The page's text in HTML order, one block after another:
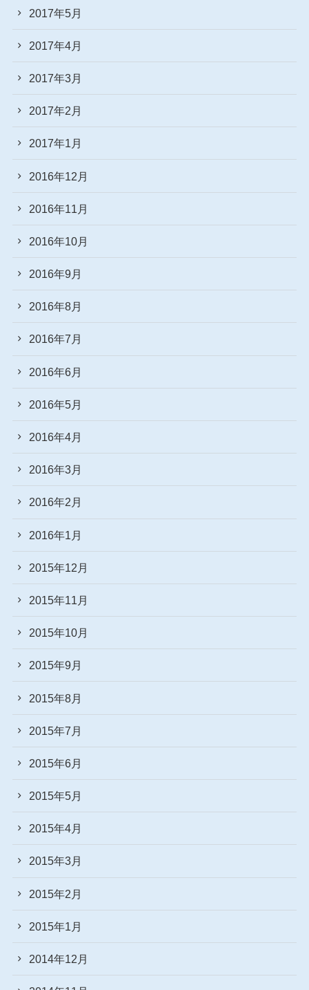
2017年5月
2017年4月
2017年3月
2017年2月
2017年1月
2016年12月
2016年11月
2016年10月
2016年9月
2016年8月
2016年7月
2016年6月
2016年5月
2016年4月
2016年3月
2016年2月
2016年1月
2015年12月
2015年11月
2015年10月
2015年9月
2015年8月
2015年7月
2015年6月
2015年5月
2015年4月
2015年3月
2015年2月
2015年1月
2014年12月